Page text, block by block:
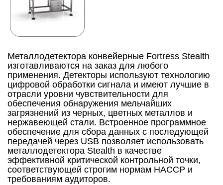
Металлодетектора конвейерные Fortress Stealth
изготавливаются на заказ для любого
применения. Детекторы используют технологию
цифровой обработки сигнала и имеют лучшие в
отрасли уровни чувствительности для
обеспечения обнаружения мельчайших
загрязнений из черных, цветных металлов и
нержавеющей стали. Встроенное программное
обеспечение для сбора данных с последующей
передачей через USB позволяет использовать
металлодетектора Stealth в качестве
эффективной критической контрольной точки,
соответствующей строгим нормам HACCP и
требованиям аудиторов.